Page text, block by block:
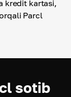
kredit kartasi,
Parcl
sotib